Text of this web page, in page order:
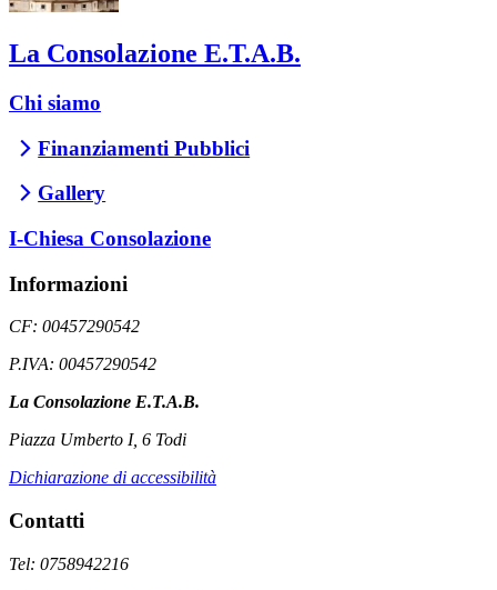
La Consolazione E.T.A.B.
Chi siamo
Finanziamenti Pubblici
Gallery
I-Chiesa Consolazione
Informazioni
CF: 00457290542
P.IVA: 00457290542
La Consolazione E.T.A.B.
Piazza Umberto I, 6 Todi
Dichiarazione di accessibilità
Contatti
Tel: 0758942216